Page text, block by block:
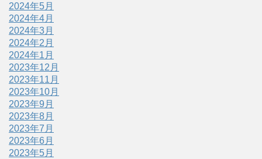
2024年5月
2024年4月
2024年3月
2024年2月
2024年1月
2023年12月
2023年11月
2023年10月
2023年9月
2023年8月
2023年7月
2023年6月
2023年5月